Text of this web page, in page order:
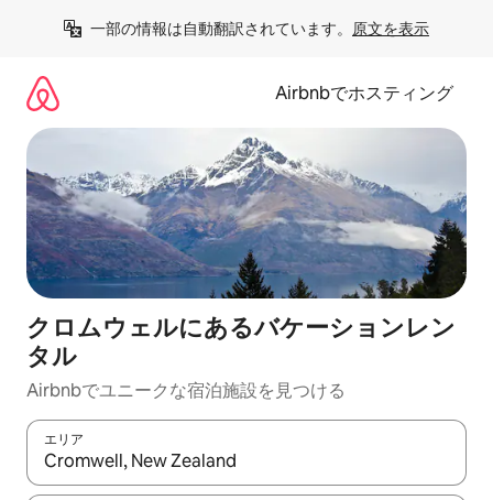
一部の情報は自動翻訳されています。 原文を表示
Airbnbでホスティング
クロムウェルにあるバケーションレン
タル
Airbnbでユニークな宿泊施設を見つける
エリア
検索結果が表示されたら、上下の矢印キーを使って移動するか